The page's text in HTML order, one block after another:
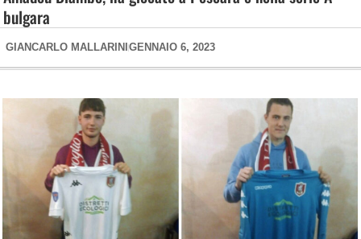
bulgara
GIANCARLO MALLARINI GENNAIO 6, 2023